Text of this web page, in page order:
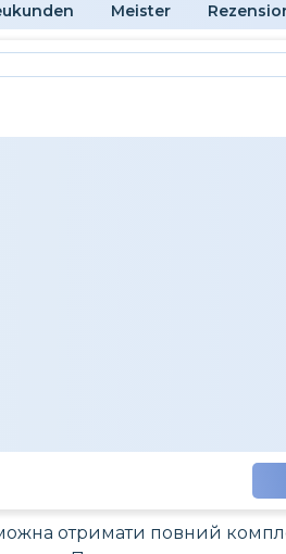
Meister
отримати повний